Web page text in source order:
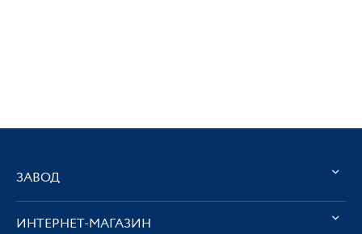
ЗАВОД
ИНТЕРНЕТ-МАГАЗИН